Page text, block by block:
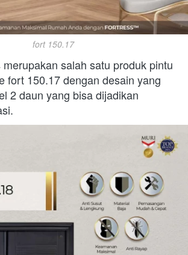
fort 150.17
salah satu produk pintu
fort 150.17 dengan desain yang
2 daun yang bisa dijadikan